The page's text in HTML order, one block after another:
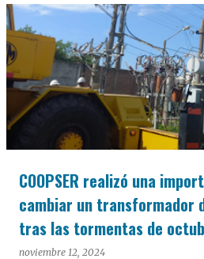
COOPSER realizó una
cambiar un transformador
tras las tormentas de
noviembre 12, 2024